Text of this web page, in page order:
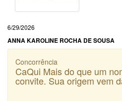
6/29/2026
ANNA KAROLINE ROCHA DE SOUSA
Concorrência
CaQui Mais do que um
convite. Sua origem vem